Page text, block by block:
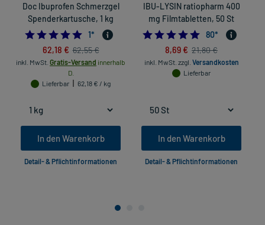
Doc Ibuprofen Schmerzgel
Spenderkartusche, 1 kg
5.0
1*
62,18 € 62,55 €
inkl. MwSt. Gratis-Versand innerhalb
D.
Lieferbar
62,18 € / kg
In den Warenkorb
Detail- & Pflichtinformationen
IBU-LYSIN ratiopharm 400
mg Filmtabletten, 50 St
4.925
80*
8,69 € 21,80 €
inkl. MwSt. zzgl. Versandkosten
Lieferbar
In den Warenkorb
Detail- & Pflichtinformationen